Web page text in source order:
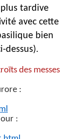
tardive
avec cette
bien
dessus).
des messes
:
: